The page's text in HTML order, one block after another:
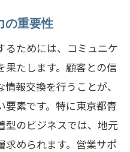
の重要性
るためには、コミュニケ
果たします。顧客との信
報交換を行うことが、
要素です。特に東京都青
型のビジネスでは、地元
求められます。営業サポ